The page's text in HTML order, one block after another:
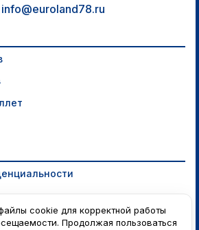
info@euroland78.ru
cookie для корректной работы
Продолжая пользоваться